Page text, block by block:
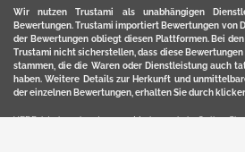
Wir nutzen Trustami als unabhängigen
Bewertungen. Trustami importiert Bewertungen von
der Bewertungen obliegt diesen Plattformen. Bei
Trustami nicht sicherstellen, dass diese
stammen, die die Waren oder Dienstleistung auch
haben. Weitere Details zur Herkunft und
der einzelnen Bewertungen, erhalten Sie durch
YERD ist eine eingetragene Marke und ein Online-